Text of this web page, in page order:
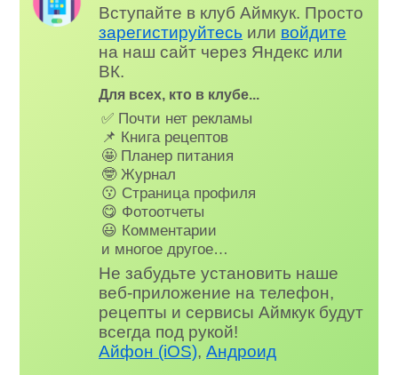
Вступайте в клуб Аймкук. Просто
зарегистируйтесь или войдите
на наш сайт через Яндекс или
ВК.
Для всех, кто в клубе...
✅ Почти нет рекламы
📌 Книга рецептов
🤩 Планер питания
🤓 Журнал
😗 Страница профиля
😋 Фотоотчеты
😃 Комментарии
и многое другое…
Не забудьте установить наше
веб-приложение на телефон,
рецепты и сервисы Аймкук будут
всегда под рукой!
Айфон (iOS),Андроид